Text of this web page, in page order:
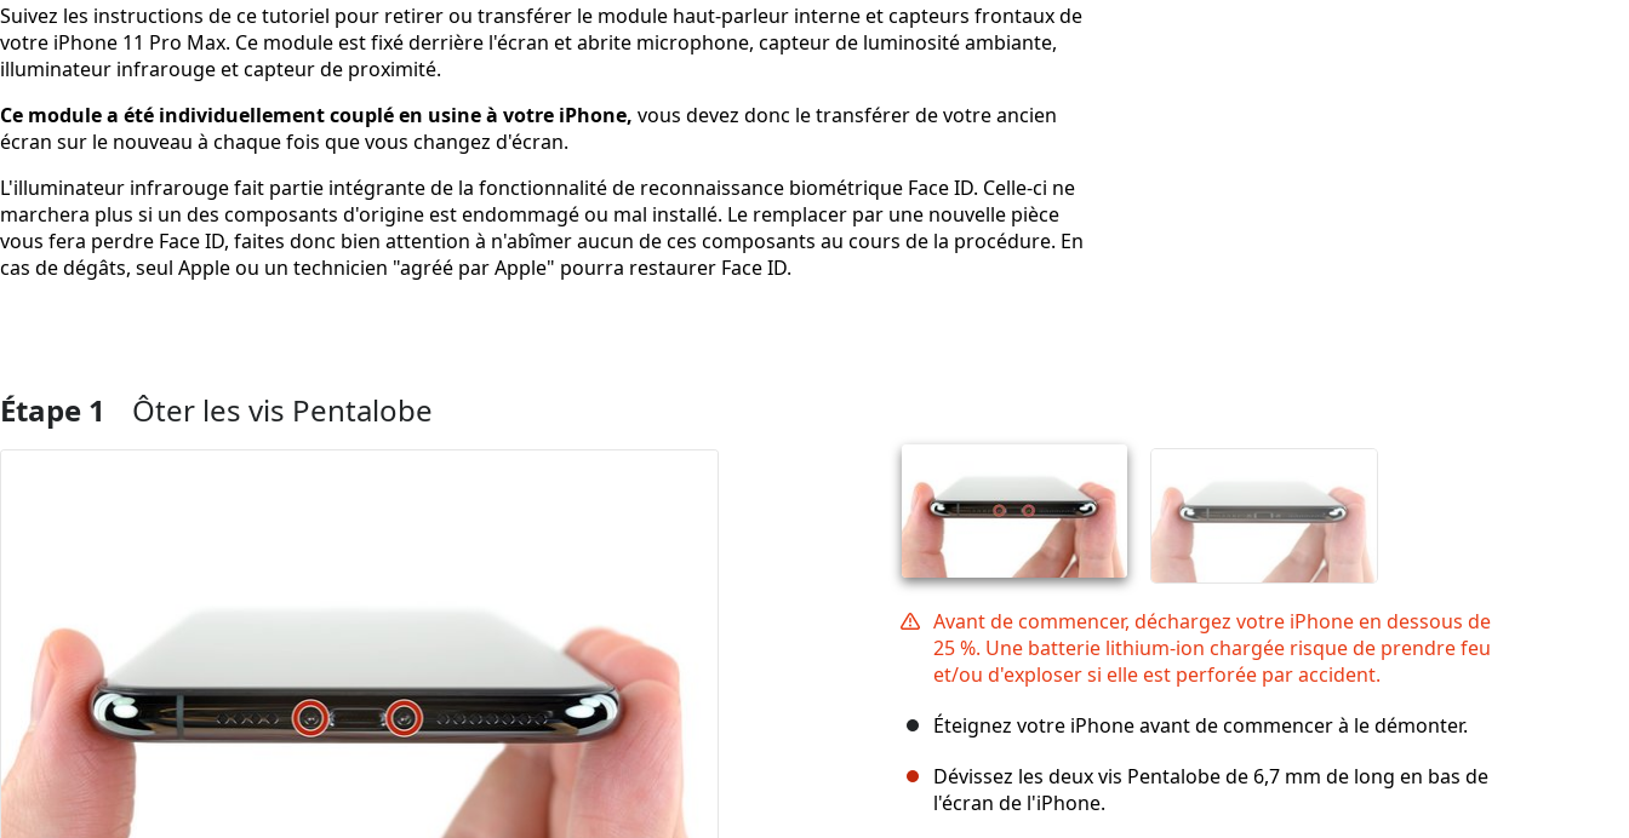
Suivez les instructions de ce tutoriel pour retirer ou transférer le module haut-parleur interne et capteurs frontaux de
votre iPhone 11 Pro Max. Ce module est fixé derrière l'écran et abrite microphone, capteur de luminosité ambiante,
illuminateur infrarouge et capteur de proximité.
Ce module a été individuellement couplé en usine à votre iPhone, vous devez donc le transférer de votre ancien
écran sur le nouveau à chaque fois que vous changez d'écran.
L'illuminateur infrarouge fait partie intégrante de la fonctionnalité de reconnaissance biométrique Face ID. Celle-ci ne
marchera plus si un des composants d'origine est endommagé ou mal installé. Le remplacer par une nouvelle pièce
vous fera perdre Face ID, faites donc bien attention à n'abîmer aucun de ces composants au cours de la procédure. En
cas de dégâts, seul Apple ou un technicien "agréé par Apple" pourra restaurer Face ID.
Étape 1 Ôter les vis Pentalobe
Avant de commencer, déchargez votre iPhone en dessous de
25 %. Une batterie lithium-ion chargée risque de prendre feu
et/ou d'exploser si elle est perforée par accident.
Éteignez votre iPhone avant de commencer à le démonter.
Dévissez les deux vis Pentalobe de 6,7 mm de long en bas de
l'écran de l'iPhone.